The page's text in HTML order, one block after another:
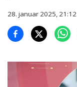
28. januar 2025, 21:12